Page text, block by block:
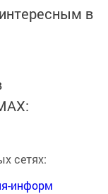
в
сетях:
информ